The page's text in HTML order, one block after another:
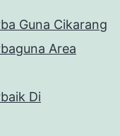
Guna Cikarang
Area
Di